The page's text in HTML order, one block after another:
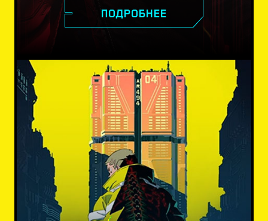
ПОДРОБНЕЕ